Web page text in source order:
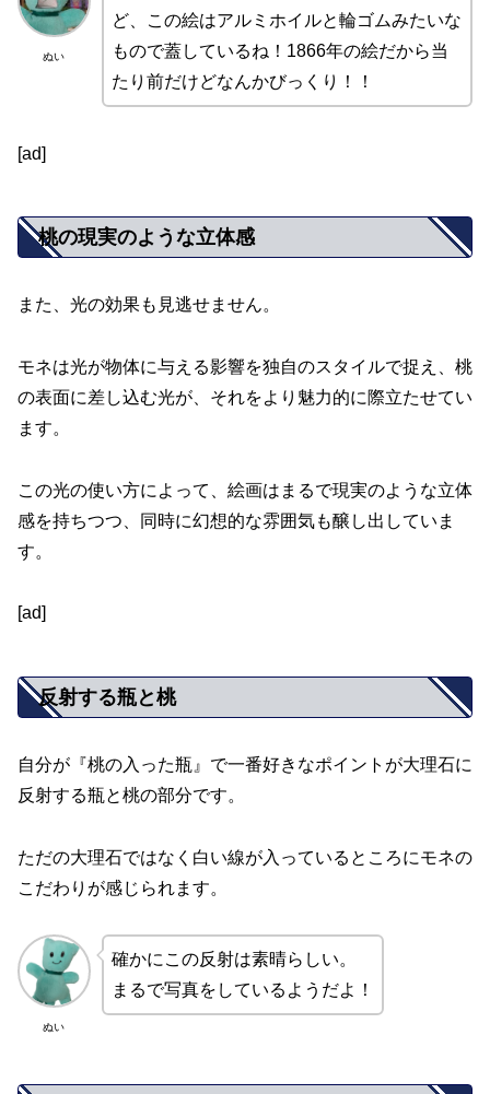
ぬい
ど、この絵はアルミホイルと輪ゴムみたいな
もので蓋しているね！1866年の絵だから当
たり前だけどなんかびっくり！！
[ad]
桃の現実のような立体感
また、光の効果も見逃せません。
モネは光が物体に与える影響を独自のスタイルで捉え、桃
の表面に差し込む光が、それをより魅力的に際立たせてい
ます。
この光の使い方によって、絵画はまるで現実のような立体
感を持ちつつ、同時に幻想的な雰囲気も醸し出していま
す。
[ad]
反射する瓶と桃
自分が『桃の入った瓶』で一番好きなポイントが大理石に
反射する瓶と桃の部分です。
ただの大理石ではなく白い線が入っているところにモネの
こだわりが感じられます。
ぬい
確かにこの反射は素晴らしい。
まるで写真をしているようだよ！